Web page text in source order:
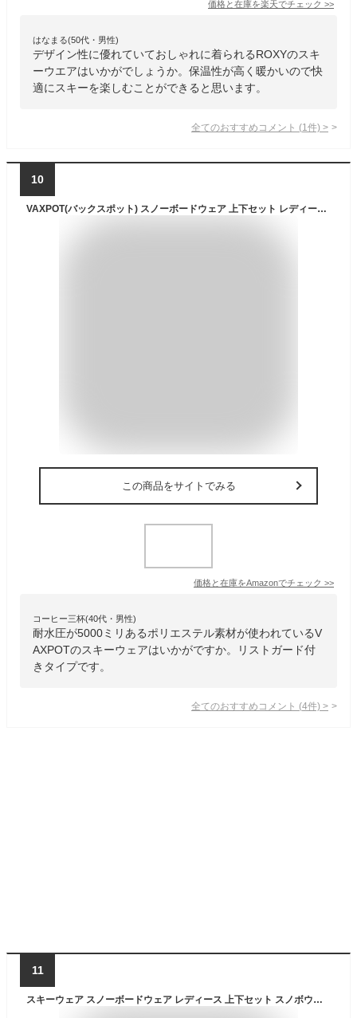
価格と在庫を楽天でチェック >>
はなまる(50代・男性)
デザイン性に優れていておしゃれに着られるROXYのスキ
ーウエアはいかがでしょうか。保温性が高く暖かいので快
適にスキーを楽しむことができると思います。
全てのおすすめコメント (1 件) >
10
VAXPOT(バックスポット) スノーボードウェア 上下セット レディース 【耐水圧5000mm 透湿3000g 撥水加工】 VA-2025 DT-MUL/PNK WS(女性用S)
この商品をサイトでみる
価格と在庫をAmazonでチェック >>
コーヒー三杯(40代・男性)
耐水圧が5000ミリあるポリエステル素材が使われているV
AXPOTのスキーウェアはいかがですか。リストガード付
きタイプです。
全てのおすすめコメント (4件) >
11
スキーウェア スノーボードウェア レディース 上下セット スノボウェア スノボーウェア スノーウェア ボードウェア スキー スノーボード スノボ スノボー スノー ウェア ボード ジャケット パンツ 上下 セット おしゃれ かわいい 2024-2025 新作 送料無料